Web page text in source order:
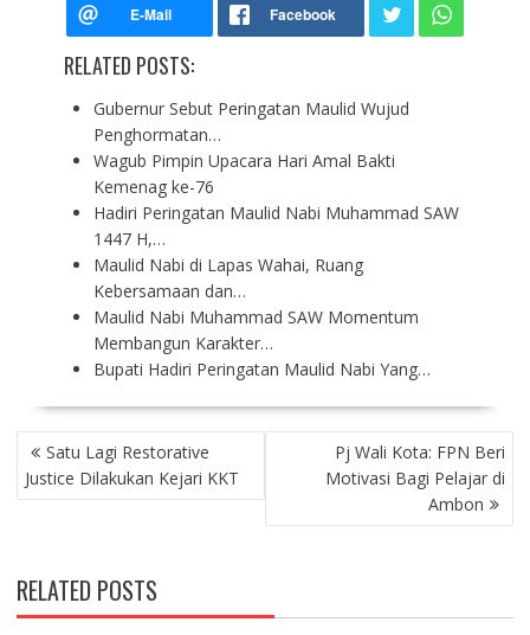
RELATED POSTS:
Gubernur Sebut Peringatan Maulid Wujud
Penghormatan…
Wagub Pimpin Upacara Hari Amal Bakti
Kemenag ke-76
Hadiri Peringatan Maulid Nabi Muhammad SAW
1447 H,…
Maulid Nabi di Lapas Wahai, Ruang
Kebersamaan dan…
Maulid Nabi Muhammad SAW Momentum
Membangun Karakter…
Bupati Hadiri Peringatan Maulid Nabi Yang…
P
O
S
A
V
I
Satu Lagi Restorative
Justice Dilakukan Kejari KKT
Pj Wali Kota: FPN Beri
Motivasi Bagi Pelajar di
Ambon
RELATED POSTS